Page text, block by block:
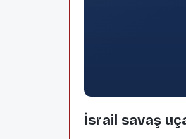
İsrail savaş